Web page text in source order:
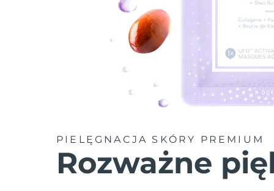
PIELĘGNACJA SKÓRY PREMIUM
Rozważne